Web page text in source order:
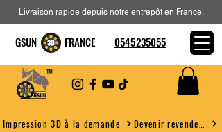
Impression 3D à la demande
Livraison rapide depuis notre entrepôt en France.
GSUN FRANCE 0545235055